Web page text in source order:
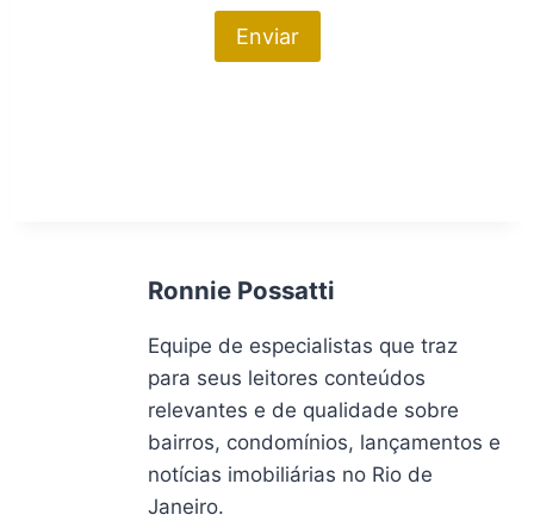
Ronnie Possatti
Equipe de especialistas que traz
para seus leitores conteúdos
relevantes e de qualidade sobre
bairros, condomínios, lançamentos e
notícias imobiliárias no Rio de
Janeiro.